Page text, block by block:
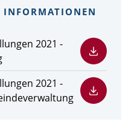
INFORMATIONEN
2021 -
2021 -